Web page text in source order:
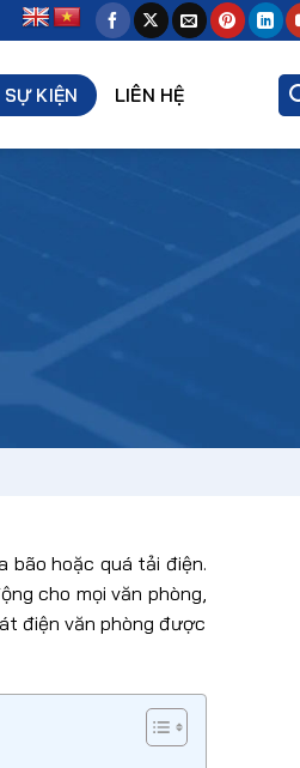
KIỆN LIÊN HỆ
bão hoặc quá tải điện.
cho mọi văn phòng,
điện văn phòng được